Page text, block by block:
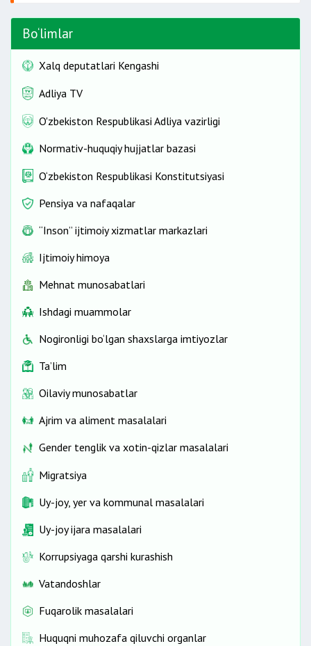
Bo‘limlar
Xalq deputatlari Kengashi
Adliya TV
O'zbekiston Respublikasi Adliya vazirligi
Normativ-huquqiy hujjatlar bazasi
O‘zbekiston Respublikasi Konstitutsiyasi
Pensiya va nafaqalar
“Inson” ijtimoiy xizmatlar markazlari
Ijtimoiy himoya
Mehnat munosabatlari
Ishdagi muammolar
Nogironligi bo‘lgan shaxslarga imtiyozlar
Ta’lim
Oilaviy munosabatlar
Ajrim va aliment masalalari
Gender tenglik va xotin-qizlar masalalari
Migratsiya
Uy-joy, yer va kommunal masalalari
Uy-joy ijara masalalari
Korrupsiyaga qarshi kurashish
Vatandoshlar
Fuqarolik masalalari
Huquqni muhozafa qiluvchi organlar